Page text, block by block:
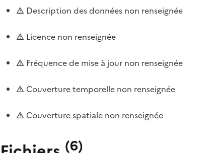
Description des données non renseignée
Licence non renseignée
Fréquence de mise à jour non renseignée
Couverture temporelle non renseignée
Couverture spatiale non renseignée
(6)